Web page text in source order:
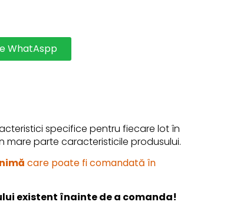
WhatAspp
specifice pentru fiecare lot în
mare parte caracteristicile produsului.
care poate fi comandată în
existent înainte de a comanda!